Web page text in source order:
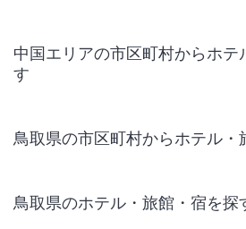
中国エリアの市区町村からホテ
す
鳥取県の市区町村からホテル・
鳥取県のホテル・旅館・宿を探